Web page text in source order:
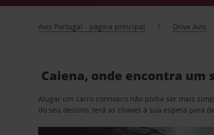
Avis Portugal - página principal Drive Avis
Caiena, onde encontra um
Alugar um carro connosco não podia ser mais
do seu destino, terá as chaves à sua espera para